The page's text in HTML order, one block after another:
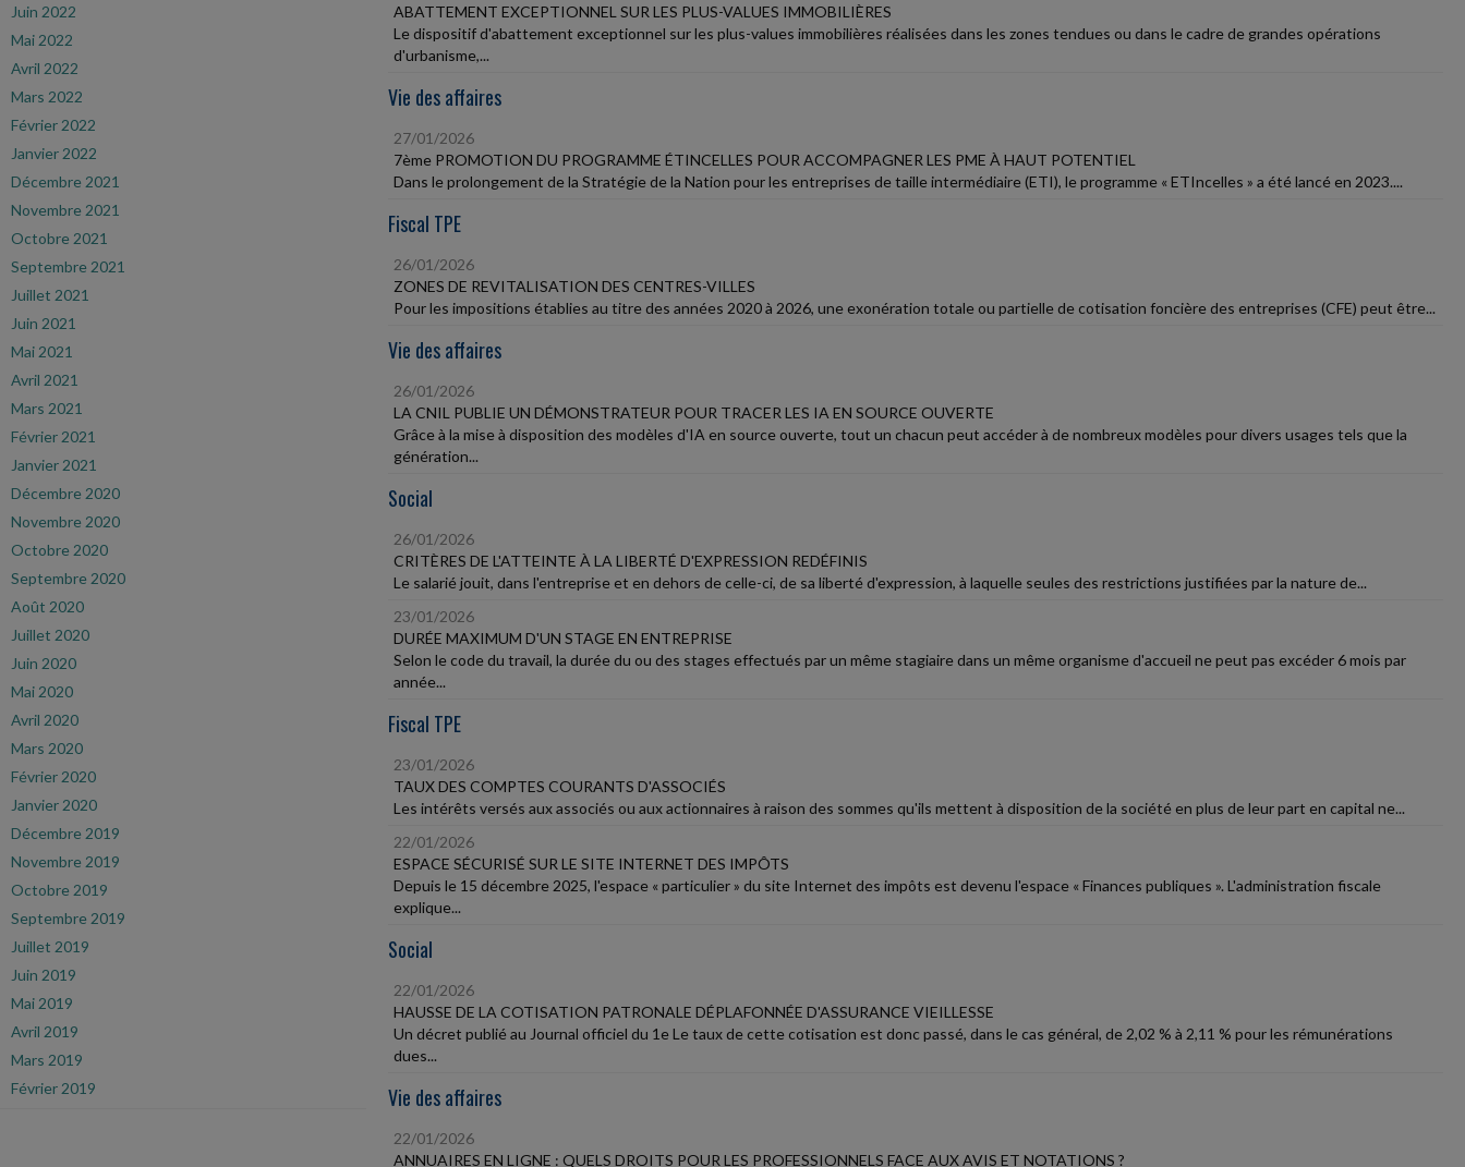
Juin 2022
Mai 2022
Avril 2022
Mars 2022
Février 2022
Janvier 2022
Décembre 2021
Novembre 2021
Octobre 2021
Septembre 2021
Juillet 2021
Juin 2021
Mai 2021
Avril 2021
Mars 2021
Février 2021
Janvier 2021
Décembre 2020
Novembre 2020
Octobre 2020
Septembre 2020
Août 2020
Juillet 2020
Juin 2020
Mai 2020
Avril 2020
Mars 2020
Février 2020
Janvier 2020
Décembre 2019
Novembre 2019
Octobre 2019
Septembre 2019
Juillet 2019
Juin 2019
Mai 2019
Avril 2019
Mars 2019
Février 2019
ABATTEMENT EXCEPTIONNEL SUR LES PLUS-VALUES IMMOBILIÈRES
Le dispositif d'abattement exceptionnel sur les plus-values immobilières réalisées dans les zones tendues ou dans le cadre de grandes opérations
d'urbanisme,...
Vie des affaires
27/01/2026
7ème PROMOTION DU PROGRAMME ÉTINCELLES POUR ACCOMPAGNER LES PME À HAUT POTENTIEL
Dans le prolongement de la Stratégie de la Nation pour les entreprises de taille intermédiaire (ETI), le programme « ETIncelles » a été lancé en 2023....
Fiscal TPE
26/01/2026
ZONES DE REVITALISATION DES CENTRES-VILLES
Pour les impositions établies au titre des années 2020 à 2026, une exonération totale ou partielle de cotisation foncière des entreprises (CFE) peut être...
Vie des affaires
26/01/2026
LA CNIL PUBLIE UN DÉMONSTRATEUR POUR TRACER LES IA EN SOURCE OUVERTE
Grâce à la mise à disposition des modèles d'IA en source ouverte, tout un chacun peut accéder à de nombreux modèles pour divers usages tels que la
génération...
Social
26/01/2026
CRITÈRES DE L'ATTEINTE À LA LIBERTÉ D'EXPRESSION REDÉFINIS
Le salarié jouit, dans l'entreprise et en dehors de celle-ci, de sa liberté d'expression, à laquelle seules des restrictions justifiées par la nature de...
23/01/2026
DURÉE MAXIMUM D'UN STAGE EN ENTREPRISE
Selon le code du travail, la durée du ou des stages effectués par un même stagiaire dans un même organisme d'accueil ne peut pas excéder 6 mois par
année...
Fiscal TPE
23/01/2026
TAUX DES COMPTES COURANTS D'ASSOCIÉS
Les intérêts versés aux associés ou aux actionnaires à raison des sommes qu'ils mettent à disposition de la société en plus de leur part en capital ne...
22/01/2026
ESPACE SÉCURISÉ SUR LE SITE INTERNET DES IMPÔTS
Depuis le 15 décembre 2025, l'espace « particulier » du site Internet des impôts est devenu l'espace « Finances publiques ». L'administration fiscale
explique...
Social
22/01/2026
HAUSSE DE LA COTISATION PATRONALE DÉPLAFONNÉE D'ASSURANCE VIEILLESSE
Un décret publié au Journal officiel du 1e Le taux de cette cotisation est donc passé, dans le cas général, de 2,02 % à 2,11 % pour les rémunérations
dues...
Vie des affaires
22/01/2026
ANNUAIRES EN LIGNE : QUELS DROITS POUR LES PROFESSIONNELS FACE AUX AVIS ET NOTATIONS ?